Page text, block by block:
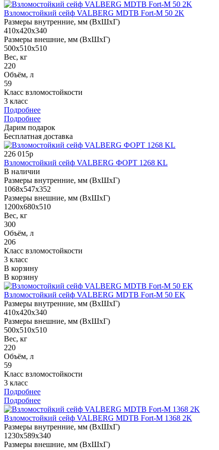
Взломостойкий сейф VALBERG MDTB Fort-M 50 2K
Размеры внутренние, мм (ВхШхГ)
410x420x340
Размеры внешние, мм (ВхШхГ)
500x510x510
Вес, кг
220
Объём, л
59
Класс взломостойкости
3 класс
Подробнее
Подробнее
Дарим подарок
Бесплатная доставка
226 015р
Взломостойкий сейф VALBERG ФОРТ 1268 KL
В наличии
Размеры внутренние, мм (ВхШхГ)
1068x547x352
Размеры внешние, мм (ВхШхГ)
1200x680x510
Вес, кг
300
Объём, л
206
Класс взломостойкости
3 класс
В корзину
В корзину
Взломостойкий сейф VALBERG MDTB Fort-M 50 EK
Размеры внутренние, мм (ВхШхГ)
410x420x340
Размеры внешние, мм (ВхШхГ)
500x510x510
Вес, кг
220
Объём, л
59
Класс взломостойкости
3 класс
Подробнее
Подробнее
Взломостойкий сейф VALBERG MDTB Fort-M 1368 2K
Размеры внутренние, мм (ВхШхГ)
1230x589x340
Размеры внешние, мм (ВхШхГ)